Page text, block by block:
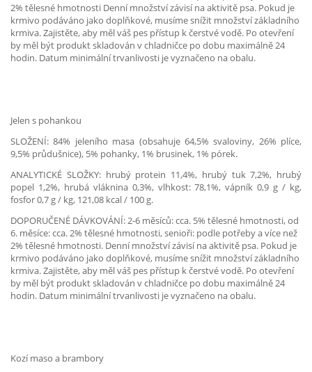
2% tělesné hmotnosti Denní množství závisí na aktivitě psa. Pokud je
krmivo podáváno jako doplňkové, musíme snížit množství základního
krmiva. Zajistěte, aby měl váš pes přístup k čerstvé vodě. Po otevření
by měl být produkt skladován v chladničce po dobu maximálně 24
hodin. Datum minimální trvanlivosti je vyznačeno na obalu.
Jelen s pohankou
SLOŽENÍ: 84% jeleního masa (obsahuje 64,5% svaloviny, 26% plíce,
9,5% průdušnice), 5% pohanky, 1% brusinek, 1% pórek.
ANALYTICKÉ SLOŽKY: hrubý protein 11,4%, hrubý tuk 7,2%, hrubý
popel 1,2%, hrubá vláknina 0,3%, vlhkost: 78,1%, vápník 0,9 g / kg,
fosfor 0,7 g / kg, 121,08 kcal / 100 g.
DOPORUČENÉ DÁVKOVÁNÍ: 2-6 měsíců: cca. 5% tělesné hmotnosti, od
6. měsíce: cca. 2% tělesné hmotnosti, senioři: podle potřeby a více než
2% tělesné hmotnosti. Denní množství závisí na aktivitě psa. Pokud je
krmivo podáváno jako doplňkové, musíme snížit množství základního
krmiva. Zajistěte, aby měl váš pes přístup k čerstvé vodě. Po otevření
by měl být produkt skladován v chladničce po dobu maximálně 24
hodin. Datum minimální trvanlivosti je vyznačeno na obalu.
Kozí maso a brambory